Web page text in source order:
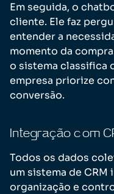
Em seguida, o
cliente. Ele faz
entender a
momento da
o sistema classifica
empresa priorize
conversão.
Integração com
Todos os dados
um sistema de
organização e